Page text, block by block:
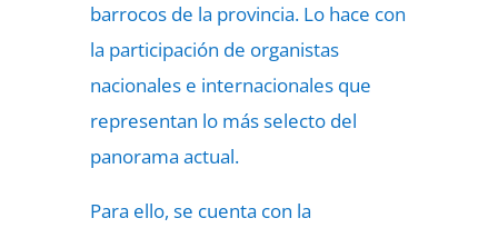
barrocos de la provincia. Lo hace con
la participación de organistas
nacionales e internacionales que
representan lo más selecto del
panorama actual.
Para ello, se cuenta con la